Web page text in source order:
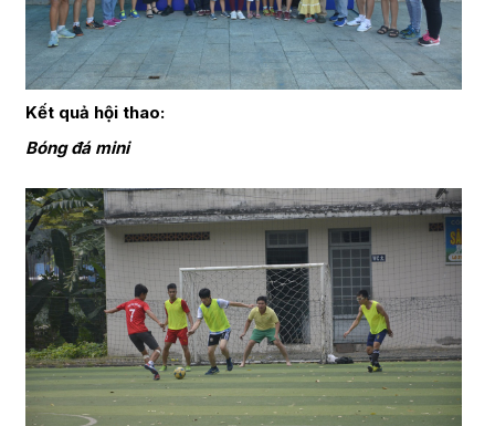
Kết quả hội thao:
Bóng đá mini